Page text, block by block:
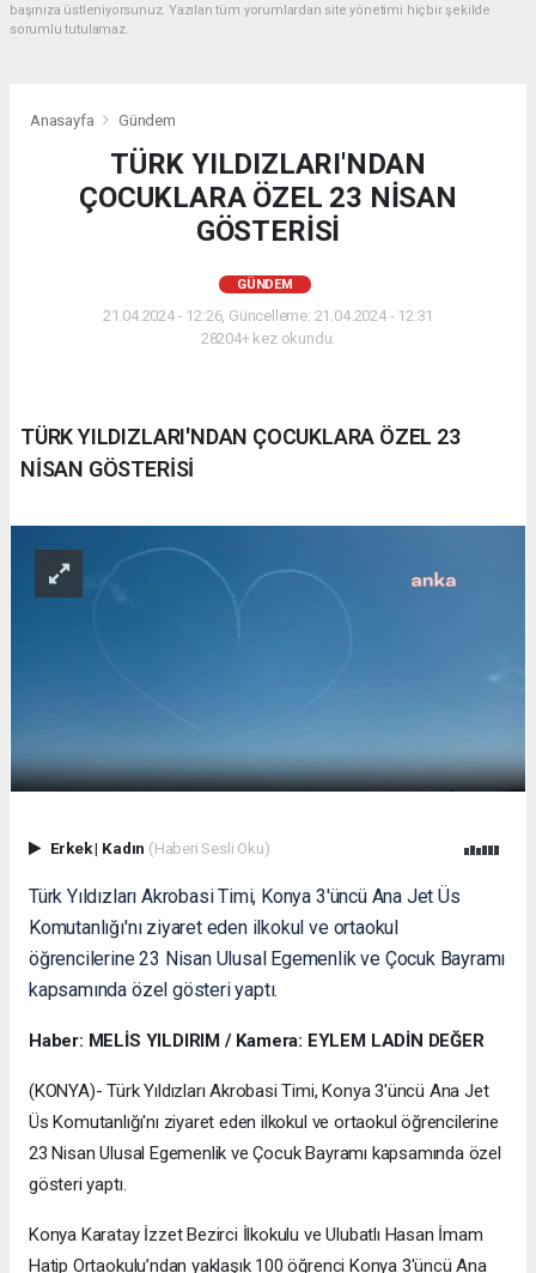
başınıza üstleniyorsunuz. Yazılan tüm yorumlardan site yönetimi hiçbir şekilde
sorumlu tutulamaz.
Anasayfa Gündem
TÜRK YILDIZLARI'NDAN
ÇOCUKLARA ÖZEL 23 NİSAN
GÖSTERİSİ
GÜNDEM
21.04.2024 - 12:26, Güncelleme: 21.04.2024 - 12:31
28204+ kez okundu.
TÜRK YILDIZLARI'NDAN ÇOCUKLARA ÖZEL 23
NİSAN GÖSTERİSİ
Erkek| Kadın (Haberi Sesli Oku)
Türk Yıldızları Akrobasi Timi, Konya 3'üncü Ana Jet Üs
Komutanlığı'nı ziyaret eden ilkokul ve ortaokul
öğrencilerine 23 Nisan Ulusal Egemenlik ve Çocuk Bayramı
kapsamında özel gösteri yaptı.
Haber: MELİS YILDIRIM / Kamera: EYLEM LADİN DEĞER
(KONYA)- Türk Yıldızları Akrobasi Timi, Konya 3'üncü Ana Jet
Üs Komutanlığı'nı ziyaret eden ilkokul ve ortaokul öğrencilerine
23 Nisan Ulusal Egemenlik ve Çocuk Bayramı kapsamında özel
gösteri yaptı.
Konya Karatay İzzet Bezirci İlkokulu ve Ulubatlı Hasan İmam
Hatip Ortaokulu’ndan yaklaşık 100 öğrenci Konya 3'üncü Ana